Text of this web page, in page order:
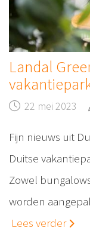
Landal
22 mei 2023
Fijn nieuws uit
Duitse
Zowel
worden
Lees verder